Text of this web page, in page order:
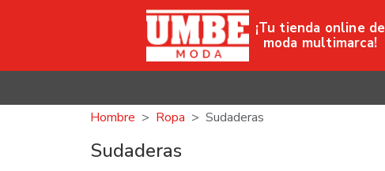
¡Tu tienda online de
moda multimarca!
Hombre Ropa Sudaderas
Sudaderas